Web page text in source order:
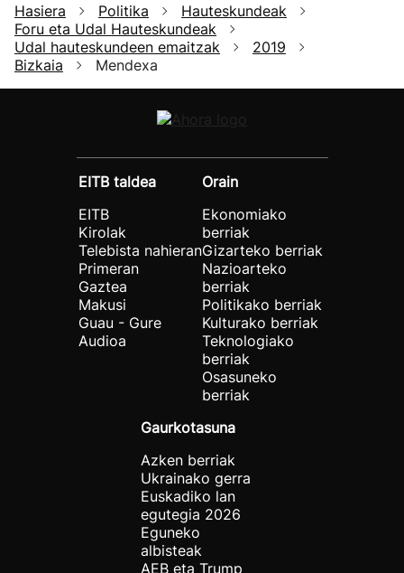
Hasiera Politika
Hauteskundeak
Foru eta Udal Hauteskundeak
Udal hauteskundeen emaitzak
2019
Bizkaia
Mendexa
EITB taldea
EITB
Kirolak
Telebista nahieran
Primeran
Gaztea
Makusi
Guau - Gure
Audioa
Orain
Ekonomiako
berriak
Gizarteko berriak
Nazioarteko
berriak
Politikako berriak
Kulturako berriak
Teknologiako
berriak
Osasuneko
berriak
Gaurkotasuna
Azken berriak
Ukrainako gerra
Euskadiko lan
egutegia 2026
Eguneko
albisteak
AEB eta Trump